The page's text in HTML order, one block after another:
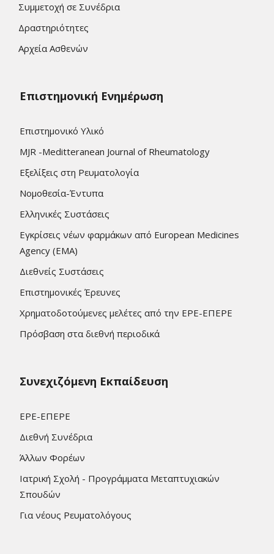
Συμμετοχή σε Συνέδρια
Δραστηριότητες
Αρχεία Ασθενών
Επιστημονική Ενημέρωση
Επιστημονικό Υλικό
MJR -Meditteranean Journal of Rheumatology
Εξελίξεις στη Ρευματολογία
Νομοθεσία-Έντυπα
Ελληνικές Συστάσεις
Εγκρίσεις νέων φαρμάκων από European Medicines
Agency (EMA)
Διεθνείς Συστάσεις
Επιστημονικές Έρευνες
Χρηματοδοτούμενες μελέτες από την ΕΡΕ-ΕΠΕΡΕ
Πρόσβαση στα διεθνή περιοδικά
Συνεχιζόμενη Εκπαίδευση
ΕΡΕ-ΕΠΕΡΕ
Διεθνή Συνέδρια
Άλλων Φορέων
Ιατρική Σχολή - Προγράμματα Μεταπτυχιακών
Σπουδών
Για νέους Ρευματολόγους